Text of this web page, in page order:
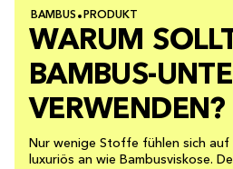
BAMBUS PRODUKT
WARUM
BAMBUS-
VERWENDEN?
Nur wenige Stoffe fühlen sich auf
luxuriös an wie Bambusviskose.